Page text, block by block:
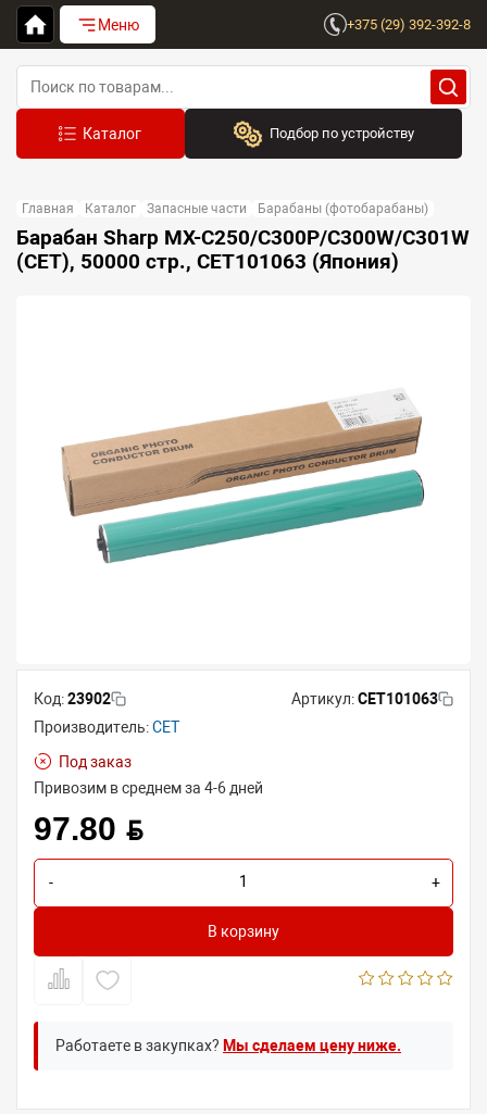
Меню +375 (29) 392-392-8
Подбор по устройству
Выберите бренд
Устройство:
Главная Каталог Запасные части Барабаны (фотобарабаны)
Барабан Sharp MX-C250/C300P/C300W/C301W
(CET), 50000 стр., CET101063 (Япония)
Код:23902 Артикул:CET101063
Производитель:CET
Под заказ
Привозим в среднем за 4-6 дней
97.80 BYN
- +
В корзину
Работаете в закупках? Мы сделаем цену ниже.